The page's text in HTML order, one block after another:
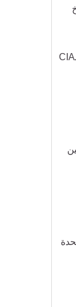
رسالة من الاستخبارات التركية إلى الـCIA